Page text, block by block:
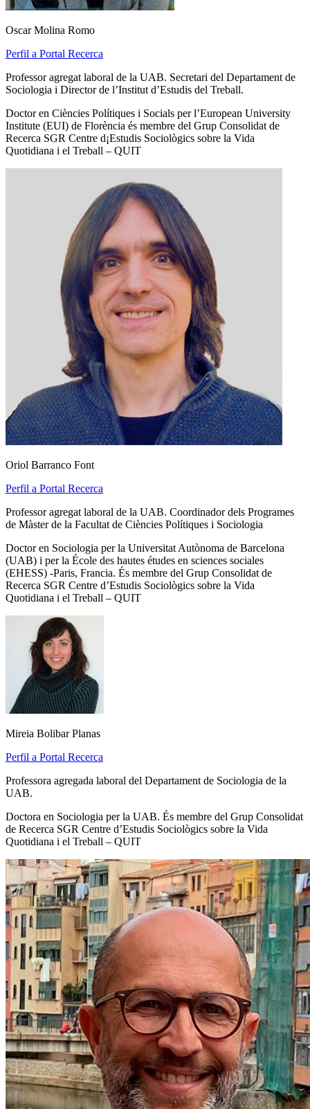
Oscar Molina Romo
Perfil a Portal Recerca
Professor agregat laboral de la UAB. Secretari del Departament de
Sociologia i Director de l’Institut d’Estudis del Treball.
Doctor en Ciències Polítiques i Socials per l’European University
Institute (EUI) de Florència és membre del Grup Consolidat de
Recerca SGR Centre d¡Estudis Sociològics sobre la Vida
Quotidiana i el Treball – QUIT
Oriol Barranco Font
Perfil a Portal Recerca
Professor agregat laboral de la UAB. Coordinador dels Programes
de Màster de la Facultat de Ciències Polítiques i Sociologia
Doctor en Sociologia per la Universitat Autònoma de Barcelona
(UAB) i per la École des hautes études en sciences sociales
(EHESS) -Paris, Francia. És membre del Grup Consolidat de
Recerca SGR Centre d’Estudis Sociològics sobre la Vida
Quotidiana i el Treball – QUIT
Mireia Bolibar Planas
Perfil a Portal Recerca
Professora agregada laboral del Departament de Sociologia de la
UAB.
Doctora en Sociologia per la UAB. És membre del Grup Consolidat
de Recerca SGR Centre d’Estudis Sociològics sobre la Vida
Quotidiana i el Treball – QUIT